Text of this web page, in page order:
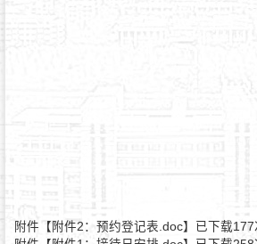
附件【 附件2：预约登记表.doc】已下载177